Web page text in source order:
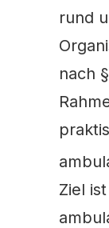
rund
nach
Ziel